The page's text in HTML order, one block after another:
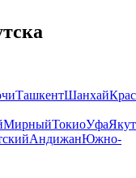
ТашкентШанхай
МирныйТокиоУфа
АндижанЮжно-